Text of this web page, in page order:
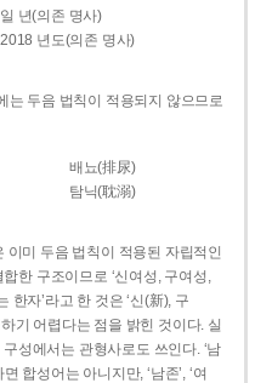
일 년(의존 명사)
2018 년도(의존 명사)
는 두음 법칙이 적용되지 않으므로
배뇨(排尿)
탐닉(耽溺)
이미 두음 법칙이 적용된 자립적인
합한 구조이므로 ‘신여성, 구여성,
한자’라고 한 것은 ‘신(新), 구
기 어렵다는 점을 밝힌 것이다. 실
구성에서는 관형사로도 쓰인다. ‘남
합성어는 아니지만, ‘남존’, ‘여